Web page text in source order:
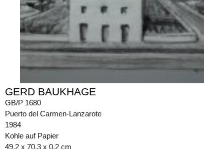
GERD BAUKHAGE
GB/P 1680
Puerto del Carmen-Lanzarote
1984
Kohle auf Papier
49,2 x 70,3 x 0,2 cm